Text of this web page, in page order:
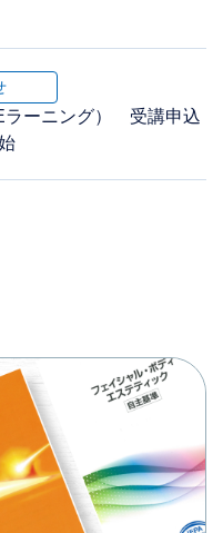
ラーニング） 受講申込
始